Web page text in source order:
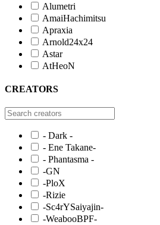
Alumetri
AmaiHachimitsu
Apraxia
Arnold24x24
Astar
AtHeoN
CREATORS
- Dark -
- Ene Takane-
- Phantasma -
-GN
-PloX
-Rizie
-Sc4rYSaiyajin-
-WeabooBPF-